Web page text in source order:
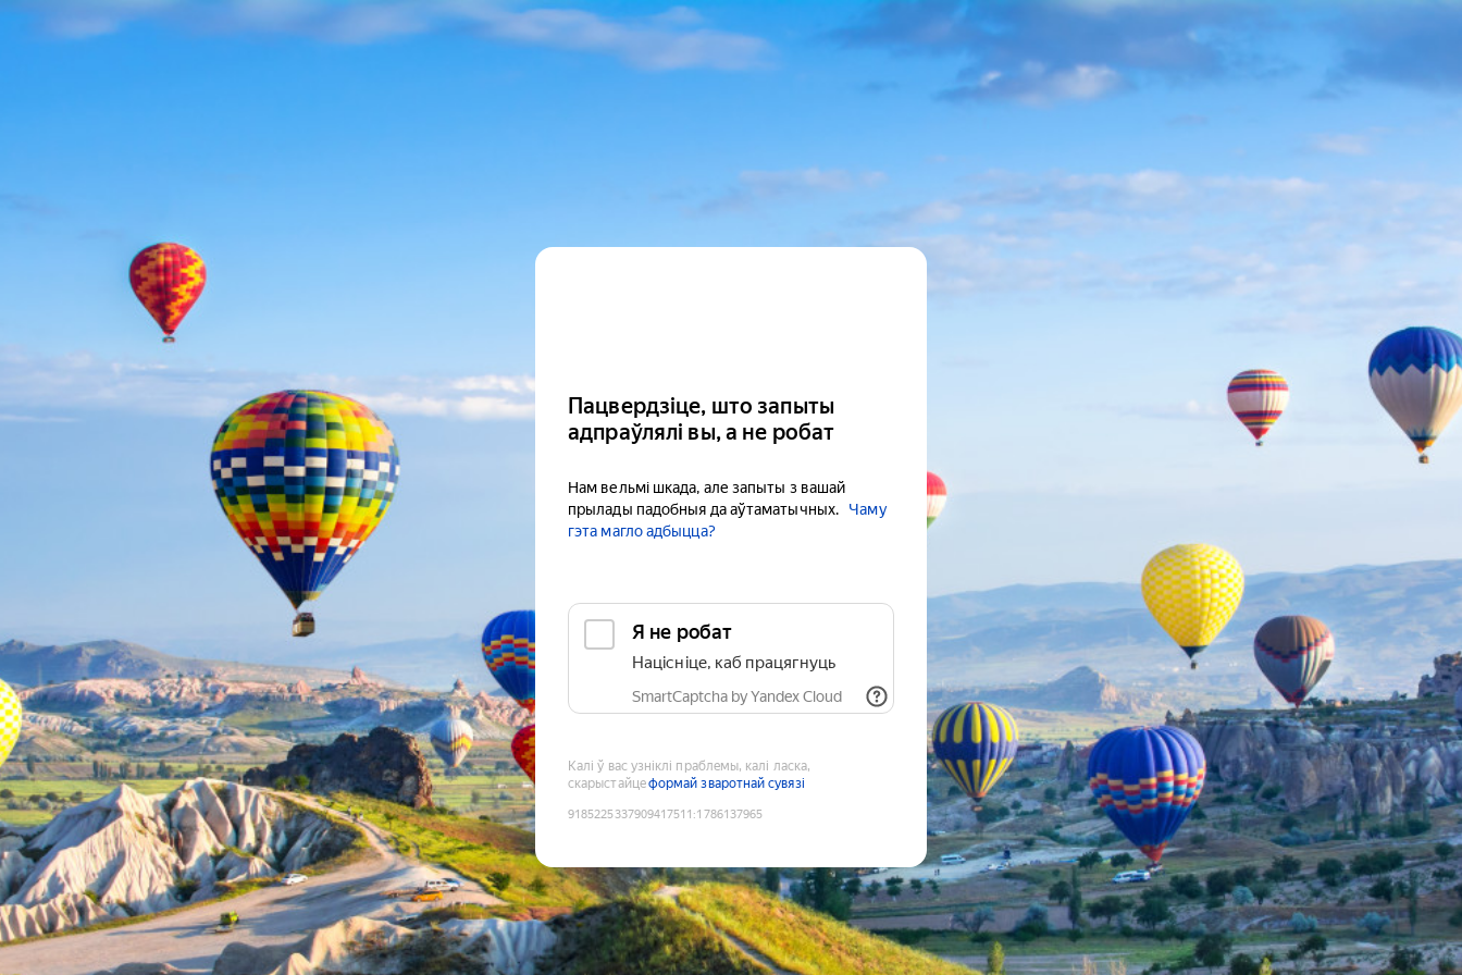
Пацвердзіце, што запыты
адпраўлялі вы, а не робат
Нам вельмі шкада, але запыты з вашай
прылады падобныя да аўтаматычных.
Чаму
гэта магло адбыцца?
Я не робат
Націсніце, каб працягнуць
SmartCaptcha by Yandex Cloud
Калі ў вас узніклі праблемы, калі ласка,
скарыстайцеформай зваротнай сувязі
9185225337909417511 :1786137965